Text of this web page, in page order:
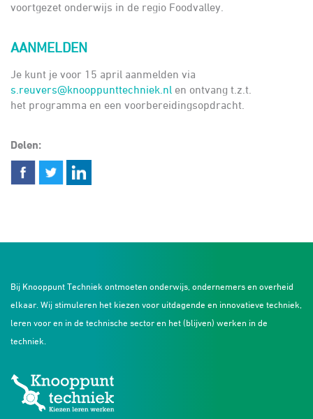
voortgezet onderwijs in de regio Foodvalley.
AANMELDEN
Je kunt je voor 15 april aanmelden via
s.reuvers@knooppunttechniek.nl en ontvang t.z.t.
het programma en een voorbereidingsopdracht.
Delen:
Bij Knooppunt Techniek ontmoeten onderwijs, ondernemers en overheid
elkaar. Wij stimuleren het kiezen voor uitdagende en innovatieve techniek,
leren voor en in de technische sector en het (blijven) werken in de
techniek.